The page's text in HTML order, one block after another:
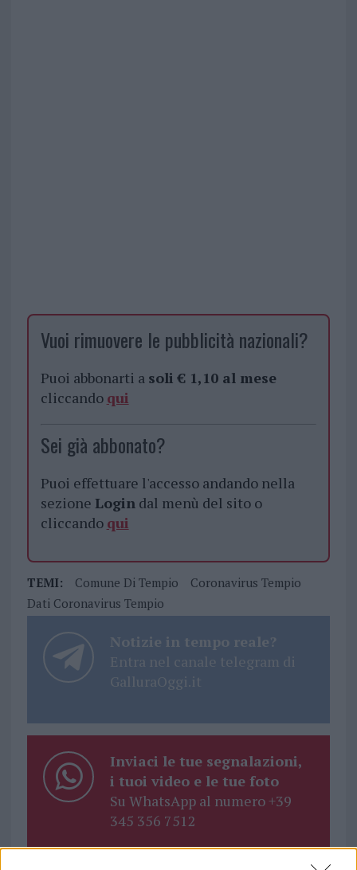
Vuoi rimuovere le pubblicità nazionali?
Puoi abbonarti a soli € 1,10 al mese
cliccando qui
Sei già abbonato?
Puoi effettuare l'accesso andando nella
sezione Logindal menù del sito o
cliccando qui
TEMI: Comune Di Tempio
Coronavirus Tempio
Dati Coronavirus Tempio
Notizie in tempo reale?
Entra nel canale telegram di
GalluraOggi.it
Inviaci le tue segnalazioni,
i tuoi video e le tue foto
Su WhatsApp al numero +39
345 356 7512